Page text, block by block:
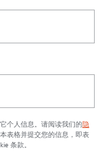
个人信息。请阅读我们的隐
表格并提交您的信息，即表
条款。